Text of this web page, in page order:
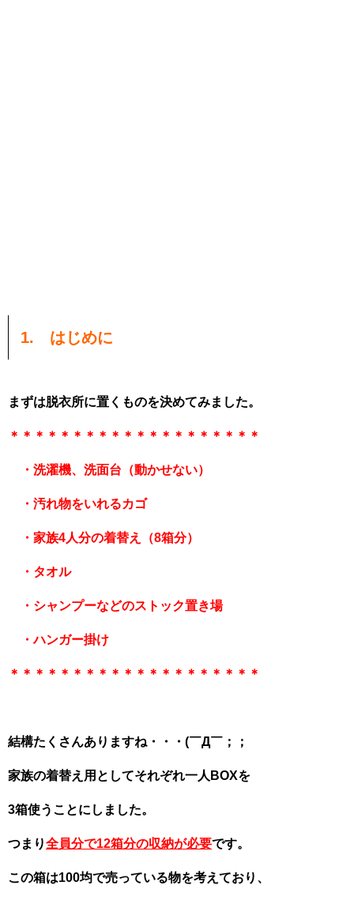
1. はじめに
まずは脱衣所に置くものを決めてみました。
＊＊＊＊＊＊＊＊＊＊＊＊＊＊＊＊＊＊＊＊
・洗濯機、洗面台（動かせない）
・汚れ物をいれるカゴ
・家族4人分の着替え（8箱分）
・タオル
・シャンプーなどのストック置き場
・ハンガー掛け
＊＊＊＊＊＊＊＊＊＊＊＊＊＊＊＊＊＊＊＊
結構たくさんありますね・・・(￣Д￣；；
家族の着替え用としてそれぞれ一人BOXを
3箱使うことにしました。
つまり全員分で12箱分の収納が必要です。
この箱は100均で売っている物を考えており、